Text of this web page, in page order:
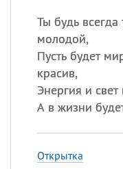
Ты будь
молодой,
Пусть будет
красив,
Энергия и свет
А в жизни
Открытка